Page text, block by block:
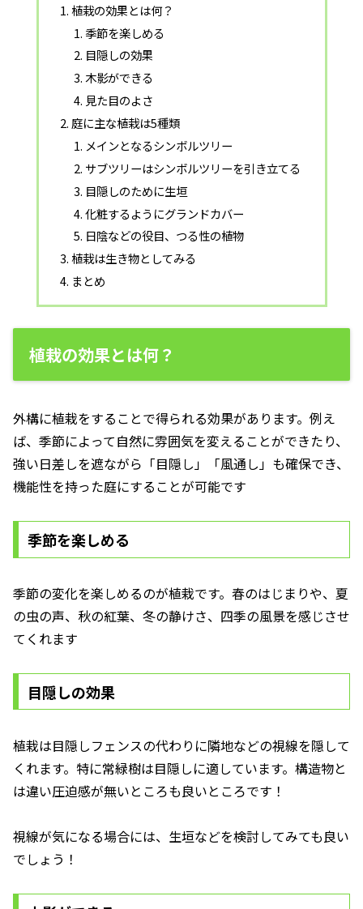
植栽の効果とは何？
季節を楽しめる
目隠しの効果
木影ができる
見た目のよさ
庭に主な植栽は5種類
メインとなるシンボルツリー
サブツリーはシンボルツリーを引き立てる
目隠しのために生垣
化粧するようにグランドカバー
日陰などの役目、つる性の植物
植栽は生き物としてみる
まとめ
植栽の効果とは何？
外構に植栽をすることで得られる効果があります。例え
ば、季節によって自然に雰囲気を変えることができたり、
強い日差しを遮ながら「目隠し」「風通し」も確保でき、
機能性を持った庭にすることが可能です
季節を楽しめる
季節の変化を楽しめるのが植栽です。春のはじまりや、夏
の虫の声、秋の紅葉、冬の静けさ、四季の風景を感じさせ
てくれます
目隠しの効果
植栽は目隠しフェンスの代わりに隣地などの視線を隠して
くれます。特に常緑樹は目隠しに適しています。構造物と
は違い圧迫感が無いところも良いところです！
視線が気になる場合には、生垣などを検討してみても良い
でしょう！